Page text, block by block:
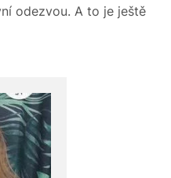
odezvou. A to je ještě